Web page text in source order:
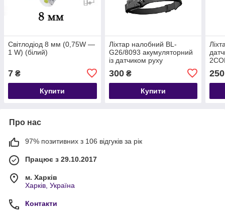
Світлодіод 8 мм (0,75W —
1 W) (білий)
7 ₴
Купити
Ліхтар налобний BL-
G26/8093 акумуляторний
із датчиком руху
300₴
Купити
250
Про нас
97% позитивних з 106 відгуків за рік
Працює з 29.10.2017
м. Харків
Харків, Україна
Контакти